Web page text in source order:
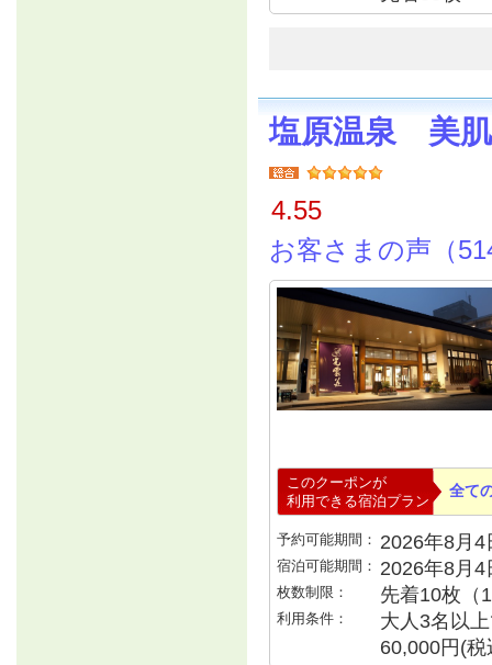
塩原温泉 美
4.55
お客さまの声（
このクーポンが
利用できる宿泊プラン
全て
予約可能期間： 2026年8月
宿泊可能期間： 2026年8月
枚数制限： 先着10枚（
利用条件：
大人3名以
60,000円(